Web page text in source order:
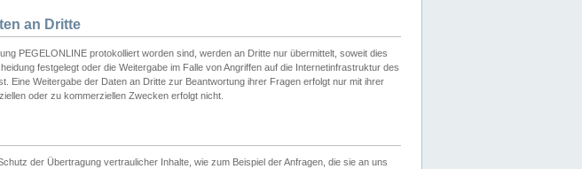
an Dritte
PEGELONLINE protokolliert worden sind, werden an Dritte nur übermittelt, soweit dies
festgelegt oder die Weitergabe im Falle von Angriffen auf die Internetinfrastruktur des
Eine Weitergabe der Daten an Dritte zur Beantwortung ihrer Fragen erfolgt nur mit ihrer
oder zu kommerziellen Zwecken erfolgt nicht.
der Übertragung vertraulicher Inhalte, wie zum Beispiel der Anfragen, die sie an uns